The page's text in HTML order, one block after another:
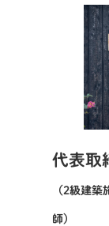
代表取
（2級建
師）